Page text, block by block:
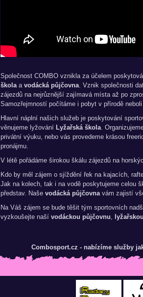
Společnost COMBO vznikla za účelem
školaa vodácká půjčovna. Vznik společnosti
zájezdů na nejrůznější zajímavá místa až po
Samozřejmností počítáme i pobyt v přírodě neboli
Hlavní náplní našich služeb je poskytování
věnujeme lyžování Lyžařská škola.
privátní výuku, nebo vás provedeme krásou
pronájmu.
V létě pořádáme širokou škálu zájezdů na
Kdo by měl zájem o sjíždění řek na kajacích,
Jak na kolech, tak i na vodě poskytujeme celou
představ. Naše vodácká půjčovnavám zajistí
Na Váš zájem se bude těšit tým sportovních
vyzkoušejte naší vodáckou půjčovnu,
Combosport.cz - nabízíme služby